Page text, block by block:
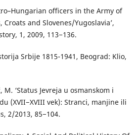
officers in the Army of
and Slovenes/Yugoslavia’,
1, 2009, 113−136.
Srbije 1815-1941, Beograd: Klio,
M. ‘Status Jevreja u osmanskom i
(XVII−XVIII vek): Stranci, manjine ili
2/2013, 85−104.